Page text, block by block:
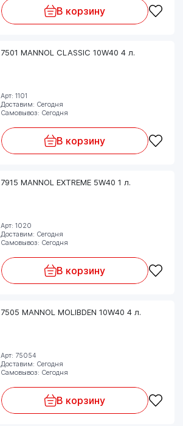
В корзину
7501 MANNOL CLASSIC 10W40 4 л.
Арт: 1101
Доставим: Сегодня
Самовывоз: Сегодня
В корзину
7915 MANNOL EXTREME 5W40 1 л.
Арт: 1020
Доставим: Сегодня
Самовывоз: Сегодня
В корзину
7505 MANNOL MOLIBDEN 10W40 4 л.
Арт: 75054
Доставим: Сегодня
Самовывоз: Сегодня
В корзину